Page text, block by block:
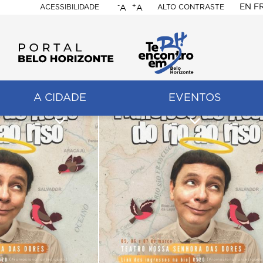
ACESSIBILIDADE
BELO
HORIZONTE
-A +A ALTO CONTRASTE EN
A CIDADE EVENTOS